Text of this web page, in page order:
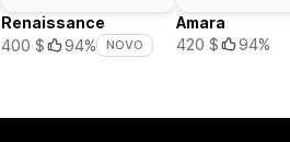
Renaissance
400 $
94% NOVO
Amara
420 $
94%